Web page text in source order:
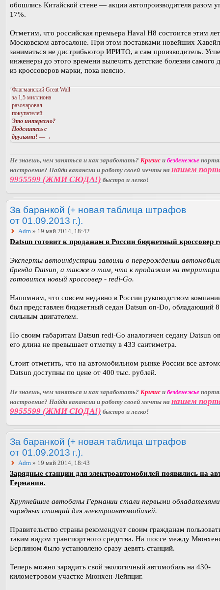
обошлись Китайской стене — акции автопроизводителя разом
17%.
Отметим, что российская премьера Haval H8 состоится этим
Московском автосалоне. При этом поставками новейших
заниматься не дистрибьютор ИРИТО, а сам производитель.
инженеры до этого времени вылечить детсткие болезни самого
из кроссоверов марки, пока неясно.
Флагманский Great Wall
за 1,5 миллиона
разочаровал
покупателей.
Это интересно?
Поделитесь с
друзьями! —→
Не знаешь, чем заняться и как заработать? Кризис и безденежье
настроение? Найди вакансии и работу своей мечты на нашем
9955599 (ЖМИ СЮДА!) быстро и легко!
За баранкой (+ новая таблица штрафов
от 01.09.2013 г.).
Adm » 19 май 2014, 18:42
Datsun готовит к продажам в России бюджетный кроссовер
Эксперты автоиндустрии заявили о перерождении
бренда Datsun, а также о том, что к продажам на
готовится новый кроссовер - redi-Go.
Напомним, что совсем недавно в России руководством
был представлен бюджетный седан Datsun on-Do, обладающий
сильным двигателем.
По своим габаритам Datsun redi-Go аналогичен седану Datsun
его длина не превышает отметку в 433 сантиметра.
Стоит отметить, что на автомобильном рынке России все
Datsun доступны по цене от 400 тыс. рублей.
Не знаешь, чем заняться и как заработать? Кризис и безденежье
настроение? Найди вакансии и работу своей мечты на нашем
9955599 (ЖМИ СЮДА!) быстро и легко!
За баранкой (+ новая таблица штрафов
от 01.09.2013 г.).
Adm » 19 май 2014, 18:43
Зарядные станции для электроавтомобилей появились на
Германии.
Крупнейшие автобаны Германии стали первыми обладателями
зарядных станций для электроавтомобилей.
Правительство страны рекомендует своим гражданам
таким видом транспортного средства. На шоссе между
Берлином было установлено сразу девять станций.
Теперь можно зарядить свой экологичный автомобиль на 430-
километровом участке Мюнхен-Лейпциг.